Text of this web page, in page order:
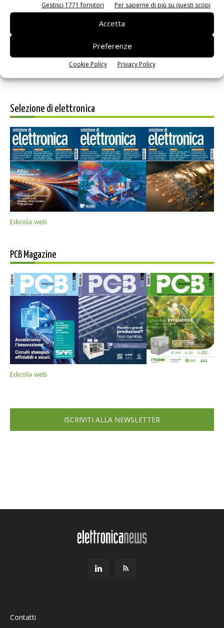
Gestisci 1771 fornitori Per saperne di più su questi scopi
Accetta
Preferenze
Cookie Policy Privacy Policy
Salva il mio nome, email e sito web in questo browser per i
prossimi commenti.
Selezione di elettronica
Edicola web
PCB Magazine
Edicola web
ISCRIVITI ALLA NEWSLETTER
Contatti